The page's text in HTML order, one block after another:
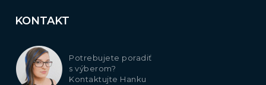
KONTAKT
Potrebujete poradiť
s výberom?
Kontaktujte Hanku